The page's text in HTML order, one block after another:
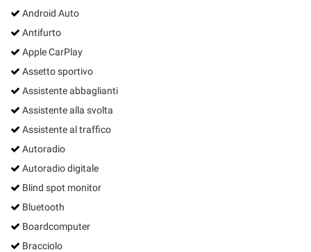
Android Auto
Antifurto
Apple CarPlay
Assetto sportivo
Assistente abbaglianti
Assistente alla svolta
Assistente al traffico
Autoradio
Autoradio digitale
Blind spot monitor
Bluetooth
Boardcomputer
Bracciolo